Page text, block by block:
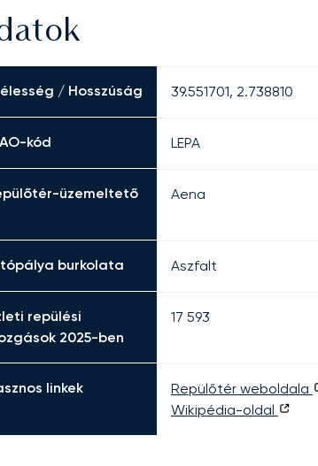
/ Hosszúság 39.551701, 2.738810
kód LEPA
üzemeltető Aena
burkolata Aszfalt
repülési
2025-ben
17 593
linkek
Repülőtér weboldala
Wikipédia-oldal